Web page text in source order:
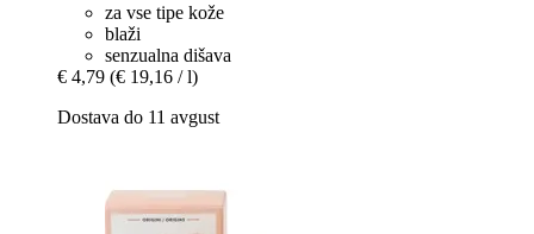
za vse tipe kože
blaži
senzualna dišava
€ 4,79 (€ 19,16 / l)
Dostava do 11 avgust